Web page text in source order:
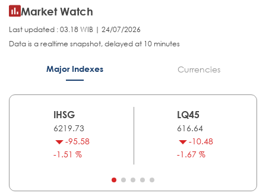
Market Watch
Last updated : 03.18 WIB | 24/07/2026
Data is a realtime snapshot, delayed at 10 minutes
Major Indexes Currencies
IHSG
6219.73
-95.58
-1.51 %
LQ45
616.64
-10.48
-1.67 %